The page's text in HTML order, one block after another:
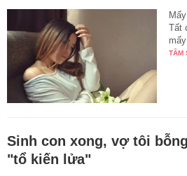
Tất
TÂM
Sinh con xong, vợ tôi
"tổ kiến lửa"